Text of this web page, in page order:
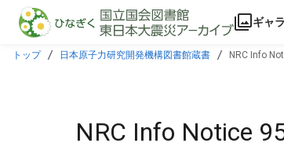
本文に飛ぶ
ギャ
トップ 日本原子力研究開発機構図書館蔵書 NRC Info
NRC Info Notice